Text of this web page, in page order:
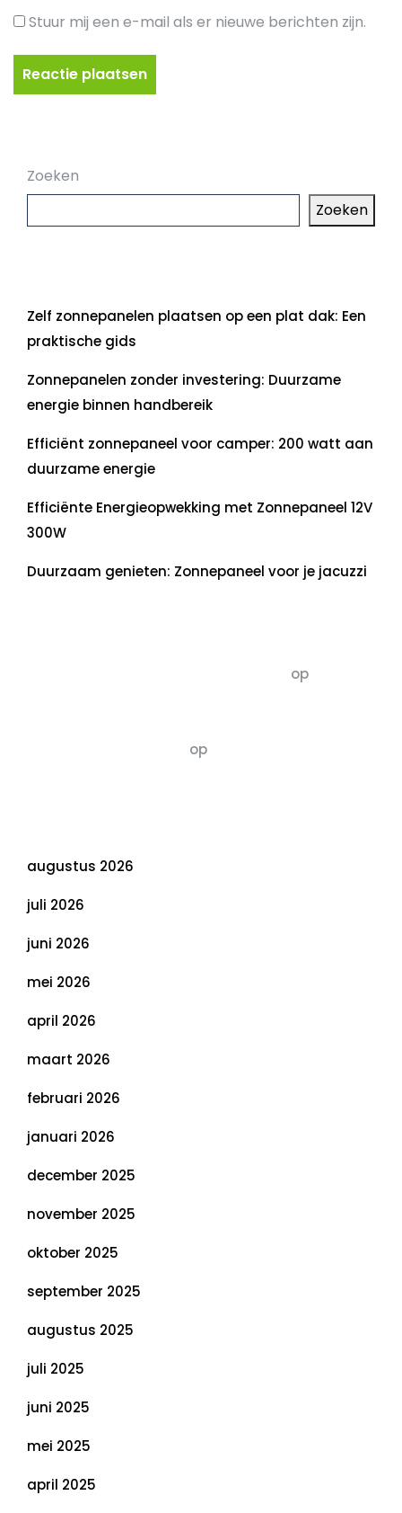
Stuur mij een e-mail als er nieuwe berichten zijn.
Zoeken
Zoeken
Zelf zonnepanelen plaatsen op een plat dak: Een
praktische gids
Zonnepanelen zonder investering: Duurzame
energie binnen handbereik
Efficiënt zonnepaneel voor camper: 200 watt aan
duurzame energie
Efficiënte Energieopwekking met Zonnepaneel 12V
300W
Duurzaam genieten: Zonnepaneel voor je jacuzzi
op
op
augustus 2026
juli 2026
juni 2026
mei 2026
april 2026
maart 2026
februari 2026
januari 2026
december 2025
november 2025
oktober 2025
september 2025
augustus 2025
juli 2025
juni 2025
mei 2025
april 2025